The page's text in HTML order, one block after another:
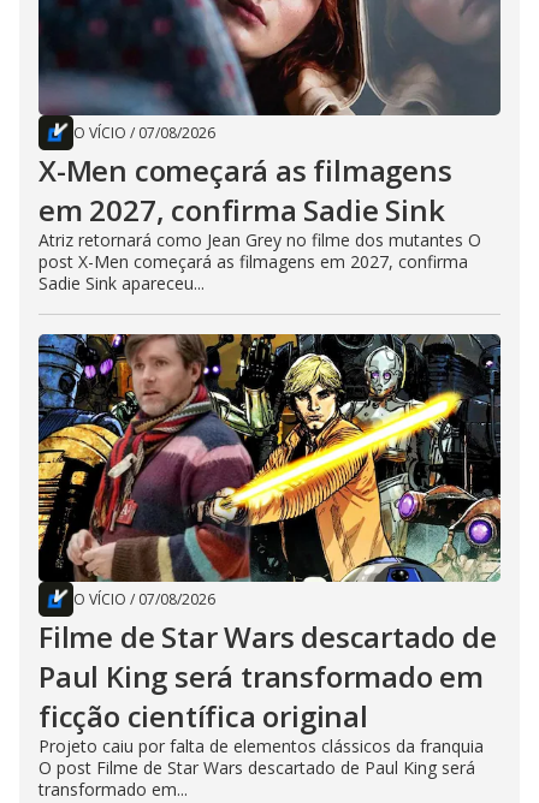
O VÍCIO / 07/08/2026
X-Men começará as filmagens
em 2027, confirma Sadie Sink
Atriz retornará como Jean Grey no filme dos mutantes O
post X-Men começará as filmagens em 2027, confirma
Sadie Sink apareceu...
O VÍCIO / 07/08/2026
Filme de Star Wars descartado de
Paul King será transformado em
ficção científica original
Projeto caiu por falta de elementos clássicos da franquia
O post Filme de Star Wars descartado de Paul King será
transformado em...